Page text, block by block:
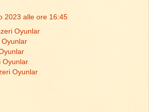
2023 alle ore 16:45
Oyunlar
Oyunlar
Oyunlar